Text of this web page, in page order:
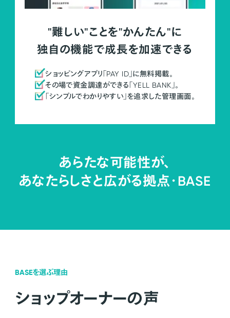
"難しい"ことを"かんたん"に
独自の機能で成長を加速できる
ショッピングアプリ「PAY ID」に無料掲載。
その場で資金調達ができる「YELL BANK」。
「シンプルでわかりやすい」を追求した管理画面。
あらたな可能性が、
あなたらしさと広がる拠点・BASE
BASEを選ぶ理由
ショップオーナーの声